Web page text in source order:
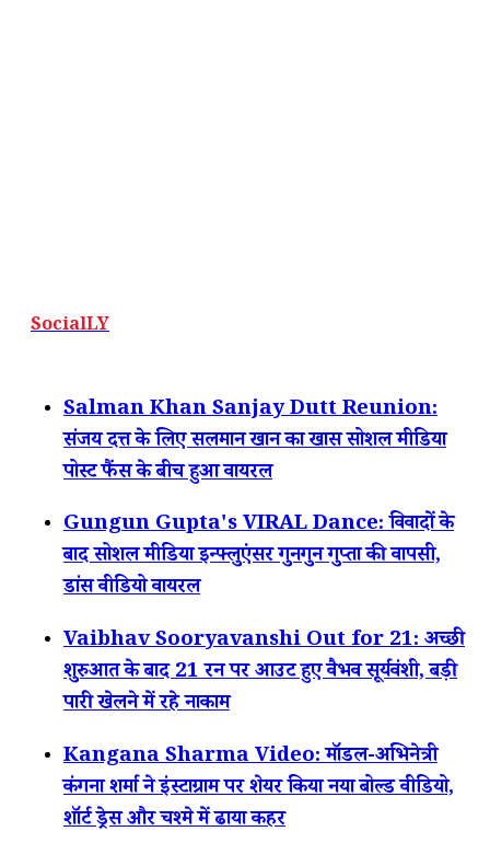
SocialLY
Salman Khan Sanjay Dutt Reunion:
संजय दत्त के लिए सलमान खान का खास सोशल मीडिया
पोस्ट फैंस के बीच हुआ वायरल
Gungun Gupta's VIRAL Dance: विवादों के
बाद सोशल मीडिया इन्फ्लुएंसर गुनगुन गुप्ता की वापसी,
डांस वीडियो वायरल
Vaibhav Sooryavanshi Out for 21: अच्छी
शुरुआत के बाद 21 रन पर आउट हुए वैभव सूर्यवंशी, बड़ी
पारी खेलने में रहे नाकाम
Kangana Sharma Video: मॉडल-अभिनेत्री
कंगना शर्मा ने इंस्टाग्राम पर शेयर किया नया बोल्ड वीडियो,
शॉर्ट ड्रेस और चश्मे में ढाया कहर